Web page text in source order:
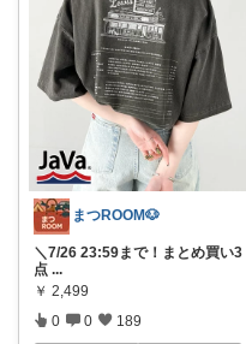
まつROOM🐶
＼7/26 23:59まで！まとめ買い3
点 ...
￥ 2,499
0 0 189